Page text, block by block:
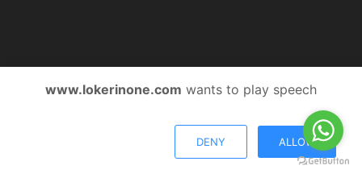
www.lokerinone.com wants to play speech
DENY ALLOW